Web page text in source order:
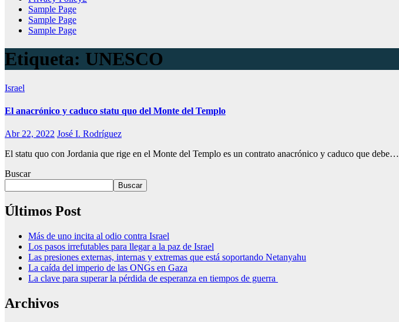
Sample Page
Sample Page
Sample Page
Etiqueta: UNESCO
Israel
El anacrónico y caduco statu quo del Monte del Templo
Abr 22, 2022 José I. Rodríguez
El statu quo con Jordania que rige en el Monte del Templo es un contrato anacrónico y caduco que debe…
Buscar
Buscar
Últimos Post
Más de uno incita al odio contra Israel
Los pasos irrefutables para llegar a la paz de Israel
Las presiones externas, internas y extremas que está soportando Netanyahu
La caída del imperio de las ONGs en Gaza
La clave para superar la pérdida de esperanza en tiempos de guerra
Archivos